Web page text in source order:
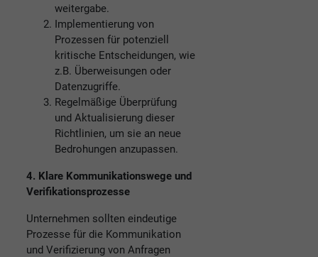
weitergabe.
Implementierung von
Prozessen für potenziell
kritische Entscheidungen, wie
z.B. Überweisungen oder
Datenzugriffe.
Regelmäßige Überprüfung
und Aktualisierung dieser
Richtlinien, um sie an neue
Bedrohungen anzupassen.
4. Klare Kommunikationswege und
Verifikationsprozesse
Unternehmen sollten eindeutige
Prozesse für die Kommunikation
und Verifizierung von Anfragen